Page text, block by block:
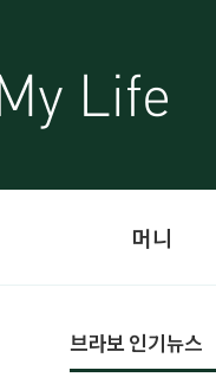
머니
브라보 인기뉴스